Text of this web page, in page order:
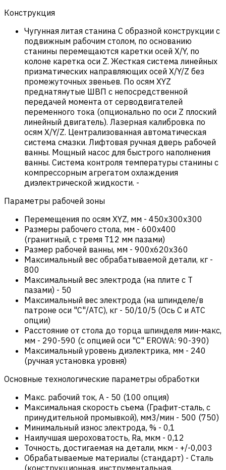
Конструкция
Чугунная литая станина С образной конструкции с
подвижным рабочим столом, по основанию
станины перемещаются каретки осей X/Y, по
колоне каретка оси Z. Жесткая система линейных
призматических направляющих осей X/Y/Z без
промежуточных звеньев. По осям XYZ
преднатянутые ШВП с непосредственной
передачей момента от серводвигателей
переменного тока (опционально по оси Z плоский
линейный двигатель). Лазерная калибровка по
осям X/Y/Z. Централизованная автоматическая
система смазки. Лифтовая ручная дверь рабочей
ванны. Мощный насос для быстрого наполнения
ванны. Система контроля температуры станины с
компрессорным агрегатом охлаждения
диэлектрической жидкости. -
Параметры рабочей зоны
Перемещения по осям XYZ, мм - 450х300х300
Размеры рабочего стола, мм - 600х400
(гранитный, с тремя Т12 мм пазами)
Размер рабочей ванны, мм - 900х620х360
Максимальный вес обрабатываемой детали, кг -
800
Максимальный вес электрода (на плите с Т
пазами) - 50
Максимальный вес электрода (на шпинделе/в
патроне оси "С"/АТС), кг - 50/10/5 (Ось С и ATC
опции)
Расстояние от стола до торца шпинделя мин-макс,
мм - 290-590 (с опцией оси "С" EROWA: 90-390)
Максимальный уровень диэлектрика, мм - 240
(ручная установка уровня)
Основные технологические параметры обработки
Макс. рабочий ток, А - 50 (100 опция)
Максимальная скорость съема (Графит-сталь, с
принудительной промывкой), мм3/мин - 500 (750)
Минимальный износ электрода, % - 0,1
Наилучшая шероховатость, Ra, мкм - 0,12
Точность, достигаемая на детали, мкм - +/-0,003
Обрабатываемые материалы (стандарт) - Сталь
(конструкционная, инструментальная,